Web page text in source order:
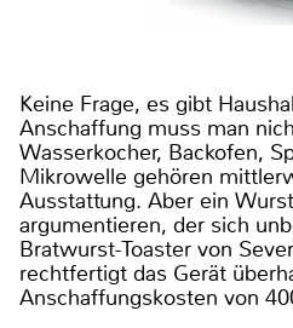
Keine Frage, es gibt
Anschaffung muss man
Wasserkocher, Backofen,
Mikrowelle gehören
Ausstattung. Aber ein
argumentieren, der sich
Bratwurst-Toaster von
rechtfertigt das Gerät
Anschaffungskosten von